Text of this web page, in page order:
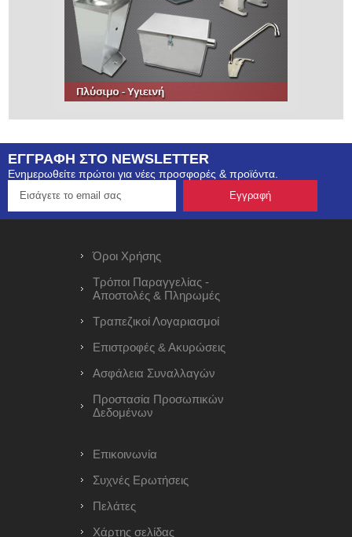
ΕΓΓΡΑΦΗ ΣΤΟ NEWSLETTER
Ενημερωθείτε πρώτοι για νέες προσφορές & προϊόντα.
Όροι Χρήσης
Τρόποι Παραγγελίας -
Αποστολές & Πληρωμές
Τραπεζικοί Λογαριασμοί
Επιστροφές & Ακυρώσεις
Ασφάλεια Συναλλαγών
Προστασία Προσωπικών
Δεδομένων
Επικοινωνία
Συχνές Ερωτήσεις
Πελάτες
Χάρτης σελίδας